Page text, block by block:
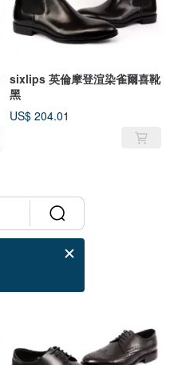
sixlips 英倫摩登渲染雀爾喜靴
黑
US$ 204.01